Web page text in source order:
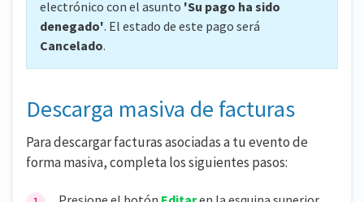
electrónico con el asunto 'Su pago ha sido
denegado'. El estado de este pago será
Cancelado.
Descarga masiva de facturas
Para descargar facturas asociadas a tu evento de
forma masiva, completa los siguientes pasos: